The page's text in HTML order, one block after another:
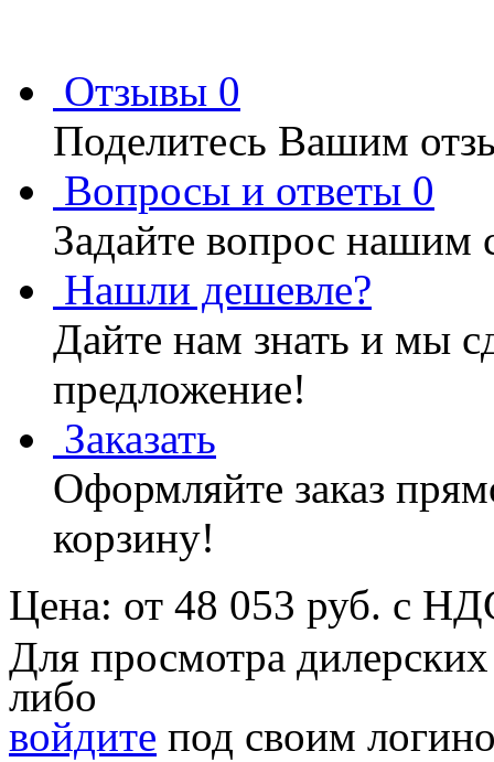
Отзывы 0
Поделитесь Вашим
Вопросы и ответы 0
Задайте вопрос нашим
Нашли дешевле?
Дайте нам знать и мы
предложение!
Заказать
Оформляйте заказ
корзину!
Цена: от 48 053 руб. с
Для просмотра
либо
войдите под своим